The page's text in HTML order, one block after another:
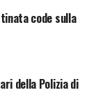
code sulla
della Polizia di